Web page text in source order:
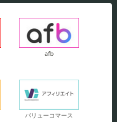
afb
バリューコマース